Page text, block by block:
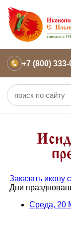
+7 (800) 333-
Заказать икону
Дни
Среда, 20